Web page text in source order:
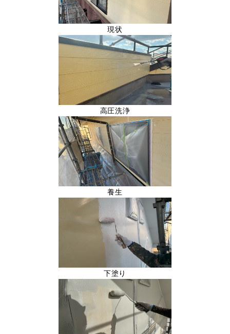
現状
高圧洗浄
養生
下塗り